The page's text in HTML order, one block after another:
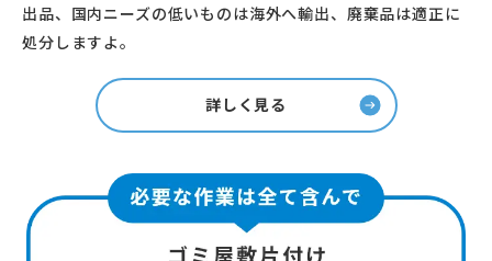
出品、国内ニーズの低いものは海外へ輸出、廃棄品は適正に
処分しますよ。
詳しく見る